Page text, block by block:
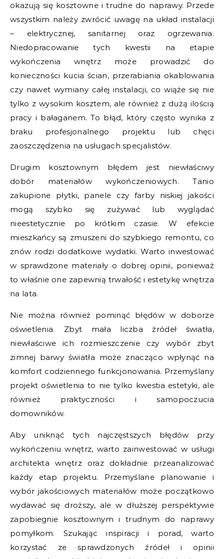
okazują się kosztowne i trudne do naprawy. Przede
wszystkim należy zwrócić uwagę na układ instalacji
– elektrycznej, sanitarnej oraz ogrzewania.
Niedopracowanie tych kwestii na etapie
wykończenia wnętrz może prowadzić do
konieczności kucia ścian, przerabiania okablowania
czy nawet wymiany całej instalacji, co wiąże się nie
tylko z wysokim kosztem, ale również z dużą ilością
pracy i bałaganem. To błąd, który często wynika z
braku profesjonalnego projektu lub chęci
zaoszczędzenia na usługach specjalistów.
Drugim kosztownym błędem jest niewłaściwy
dobór materiałów wykończeniowych. Tanio
zakupione płytki, panele czy farby niskiej jakości
mogą szybko się zużywać lub wyglądać
nieestetycznie po krótkim czasie. W efekcie
mieszkańcy są zmuszeni do szybkiego remontu, co
znów rodzi dodatkowe wydatki. Warto inwestować
w sprawdzone materiały o dobrej opinii, ponieważ
to właśnie one zapewnią trwałość i estetykę wnętrza
na lata.
Nie można również pominąć błędów w doborze
oświetlenia. Zbyt mała liczba źródeł światła,
niewłaściwe ich rozmieszczenie czy wybór zbyt
zimnej barwy światła może znacząco wpłynąć na
komfort codziennego funkcjonowania. Przemyślany
projekt oświetlenia to nie tylko kwestia estetyki, ale
również praktyczności i samopoczucia
domowników.
Aby uniknąć tych najczęstszych błędów przy
wykończeniu wnętrz, warto zainwestować w usługi
architekta wnętrz oraz dokładnie przeanalizować
każdy etap projektu. Przemyślane planowanie i
wybór jakościowych materiałów może początkowo
wydawać się droższy, ale w dłuższej perspektywie
zapobiegnie kosztownym i trudnym do naprawy
pomyłkom. Szukając inspiracji i porad, warto
korzystać ze sprawdzonych źródeł i opinii